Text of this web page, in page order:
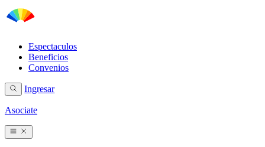
Espectaculos
Beneficios
Convenios
Ingresar
Asociate